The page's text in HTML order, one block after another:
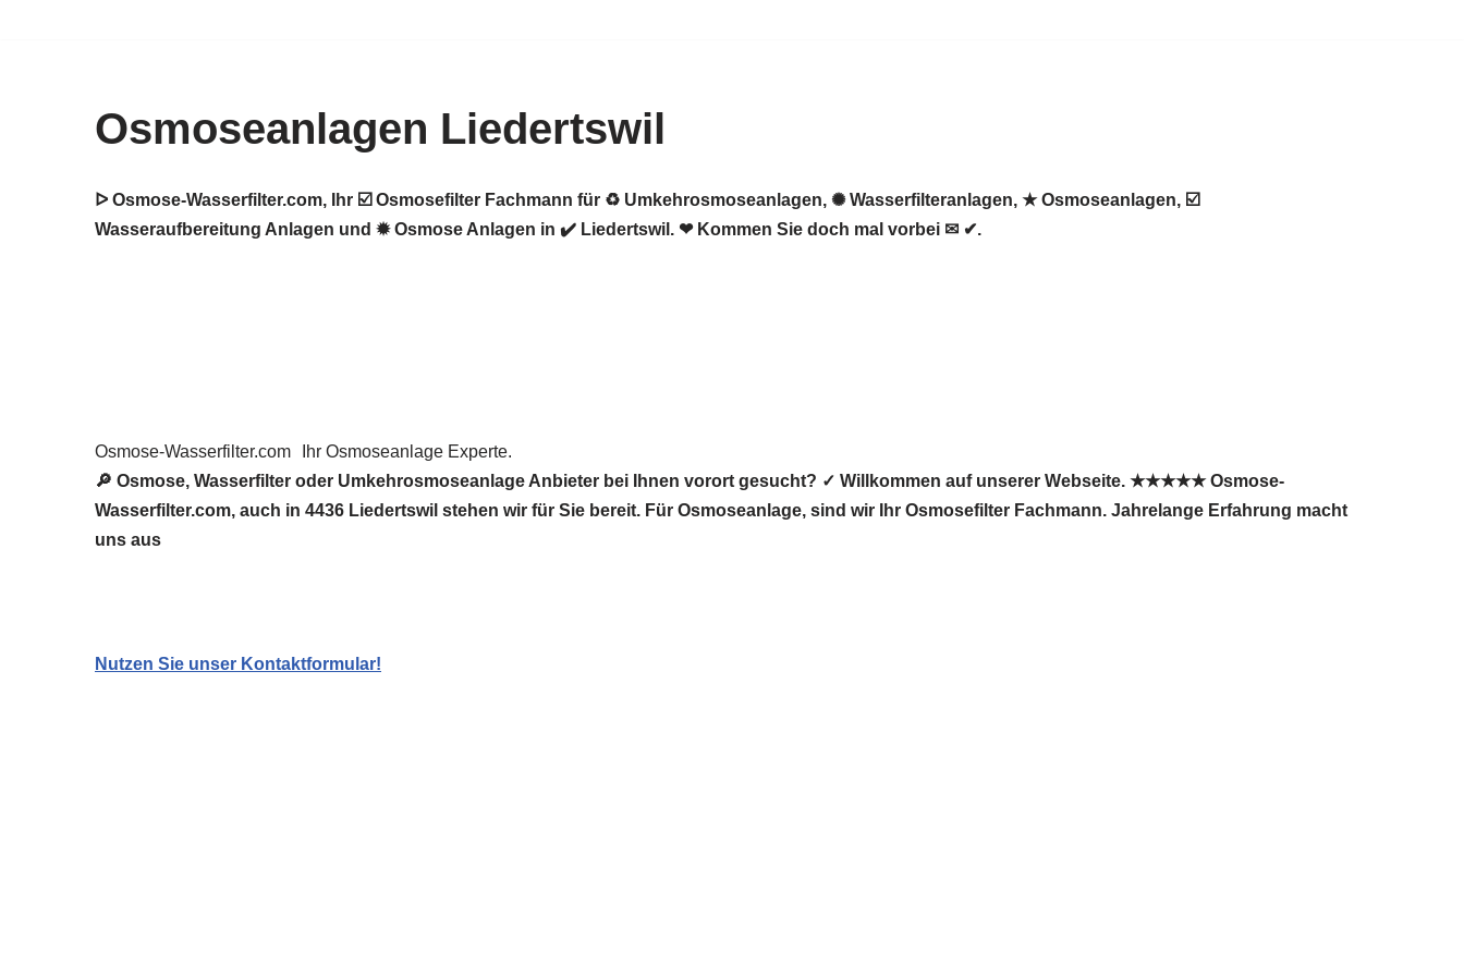
Osmoseanlagen Liedertswil
ᐅ Osmose-Wasserfilter.com, Ihr ☑️ Osmosefilter Fachmann für ♻ Umkehrosmoseanlagen, ✺ Wasserfilteranlagen, ★ Osmoseanlagen, ☑️
Wasseraufbereitung Anlagen und ✹ Osmose Anlagen in ✔️ Liedertswil. ❤ Kommen Sie doch mal vorbei ✉ ✔.
Osmose-Wasserfilter.com
Ihr Osmoseanlage Experte.
🔎 Osmose, Wasserfilter oder Umkehrosmoseanlage Anbieter bei Ihnen vorort gesucht? ✓ Willkommen auf unserer Webseite. ★★★★★ Osmose-
Wasserfilter.com, auch in 4436 Liedertswil stehen wir für Sie bereit. Für Osmoseanlage, sind wir Ihr Osmosefilter Fachmann. Jahrelange Erfahrung macht
uns aus
Nutzen Sie unser Kontaktformular!